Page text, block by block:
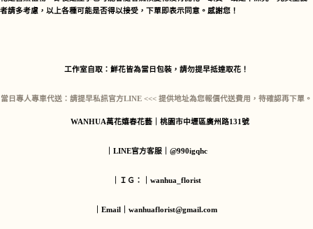
者請多考慮，以上各種可能是否得以接受，下單即表示同意。感謝您！
工作室自取： 鮮花皆為當日包裝，請勿提早抵達取花！
當日專人專車代送： 請提早私訊官方LINE <<< 提供地址為您報價代送費用，待確認再下單。
WANHUA萬花嬉春花藝｜桃園市中壢區廣州路131號
｜LINE官方客服｜@990igqhc
｜ＩＧ：｜wanhua_florist
｜Email｜wanhuaflorist@gmail.com